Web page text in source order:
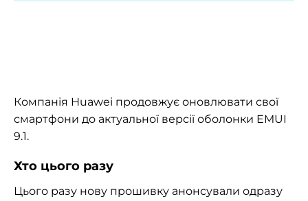
Компанія Huawei продовжує оновлювати свої
смартфони до актуальної версії оболонки EMUI
9.1.
Хто цього разу
Цього разу нову прошивку анонсували одразу